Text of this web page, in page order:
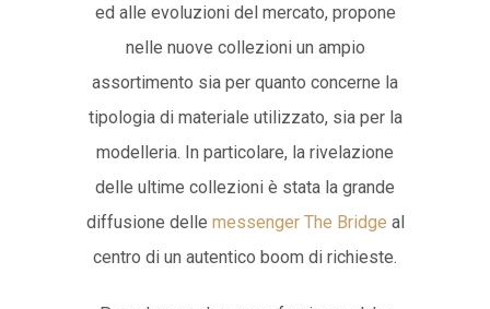
ed alle evoluzioni del mercato, propone
nelle nuove collezioni un ampio
assortimento sia per quanto concerne la
tipologia di materiale utilizzato, sia per la
modelleria. In particolare, la rivelazione
delle ultime collezioni è stata la grande
diffusione delle messenger The Bridge al
centro di un autentico boom di richieste.